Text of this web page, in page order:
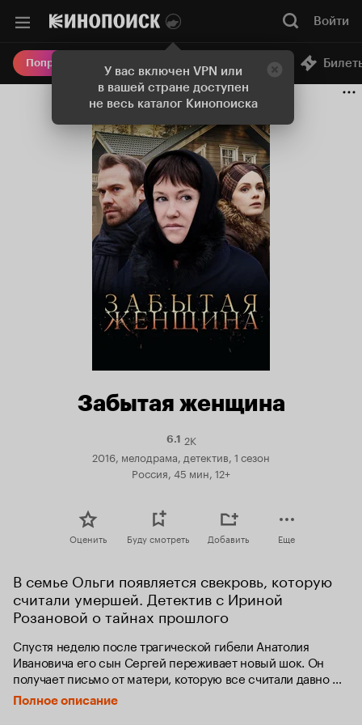
У вас включен VPN или
в вашей стране доступен
не весь каталог Кинопоиска
Войти
Попробовать Плюс Онлайн-кинотеатр
Забытая женщина
6.1Рейтинг
Кинопоиска
6.1
2K
2016, мелодрама, детектив, 1 сезон
Россия, 45 мин, 12+
Оценить Буду смотреть Добавить Еще
В семье Ольги появляется свекровь, которую
считали умершей. Детектив с Ириной
Розановой о тайнах прошлого
Спустя неделю после трагической гибели Анатолия
Ивановича его сын Сергей переживает новый шок. Он
получает письмо от матери, которую все считали давно
умершей. Мать рассказывает Сергею, что его отец бросил
её, безнадежно больную туберкулёзом, почти тридцать лет
Полное описание